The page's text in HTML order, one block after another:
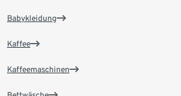
Babykleidung
Kaffee
Kaffeemaschinen